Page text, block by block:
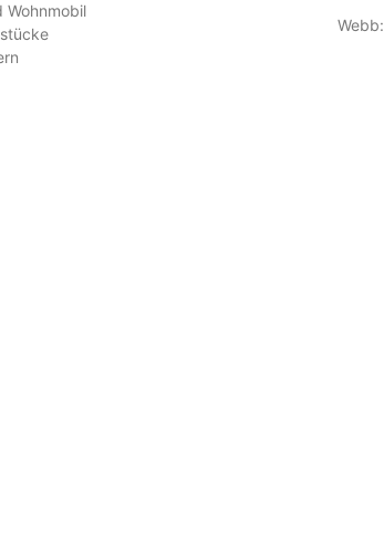
Wohnmobil
Webb: